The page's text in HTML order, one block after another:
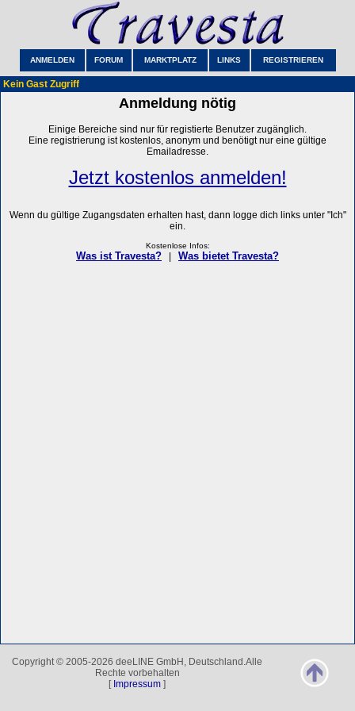
ANMELDEN FORUM MARKTPLATZ LINKS REGISTRIEREN
Kein Gast Zugriff
Anmeldung nötig
Einige Bereiche sind nur für registierte Benutzer zugänglich.
Eine registrierung ist kostenlos, anonym und benötigt nur eine gültige
Emailadresse.
Jetzt kostenlos anmelden!
Wenn du gültige Zugangsdaten erhalten hast, dann logge dich links unter "Ich"
ein.
Kostenlose Infos:
Was ist Travesta? Was bietet Travesta?
Copyright © 2005-2026 deeLINE GmbH, Deutschland.Alle
Rechte vorbehalten
[ Impressum ]